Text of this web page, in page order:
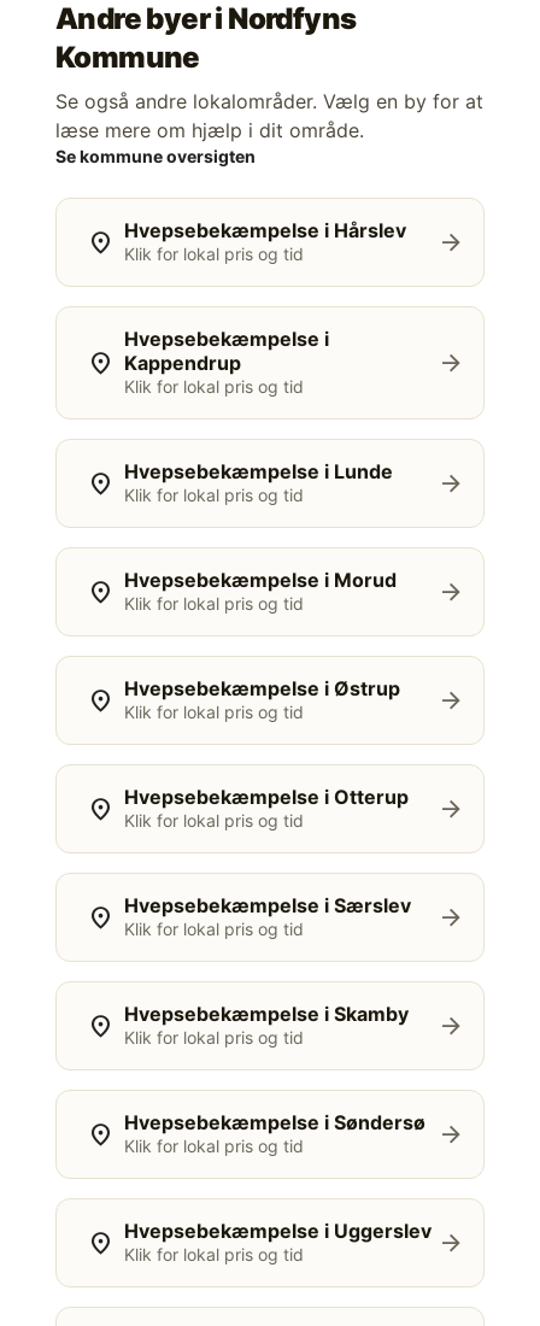
Andre byer i Nordfyns
Kommune
Se også andre lokalområder. Vælg en by for at
læse mere om hjælp i dit område.
Se kommune oversigten
location_on Hvepsebekæmpelse i Hårslev
Klik for lokal pris og tid arrow_forward
location_on
Hvepsebekæmpelse i
Kappendrup
Klik for lokal pris og tid
arrow_forward
location_on Hvepsebekæmpelse i Lunde
Klik for lokal pris og tid arrow_forward
location_on Hvepsebekæmpelse i Morud
Klik for lokal pris og tid arrow_forward
location_on Hvepsebekæmpelse i Østrup
Klik for lokal pris og tid arrow_forward
location_on Hvepsebekæmpelse i Otterup
Klik for lokal pris og tid arrow_forward
location_on Hvepsebekæmpelse i Særslev
Klik for lokal pris og tid arrow_forward
location_on Hvepsebekæmpelse i Skamby
Klik for lokal pris og tid arrow_forward
location_on Hvepsebekæmpelse i Søndersø
Klik for lokal pris og tid arrow_forward
location_on Hvepsebekæmpelse i Uggerslev
Klik for lokal pris og tid arrow_forward